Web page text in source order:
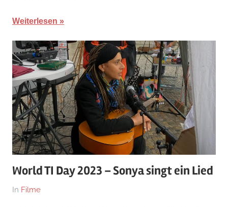
Weiterlesen
World TI Day 2023 – Sonya singt ein Lied
Am
Von
In Filme